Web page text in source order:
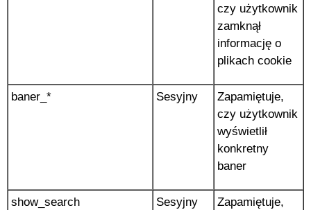
czy użytkownik
zamknął
informację o
plikach cookie
baner_* Sesyjny
Zapamiętuje,
czy użytkownik
wyświetlił
konkretny
baner
show_search Sesyjny
Zapamiętuje,